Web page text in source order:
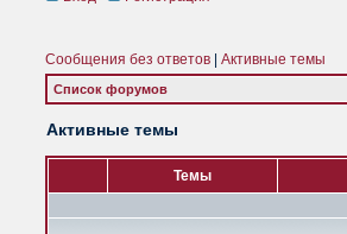
Сообщения без ответов Активные темы
Список форумов
Активные темы
Темы